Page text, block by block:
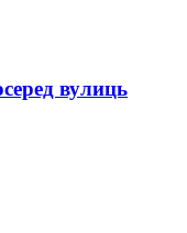
вулиць